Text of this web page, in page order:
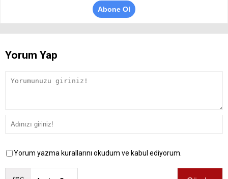
Abone Ol
Yorum Yap
Yorum yazma kurallarını okudum ve kabul ediyorum.